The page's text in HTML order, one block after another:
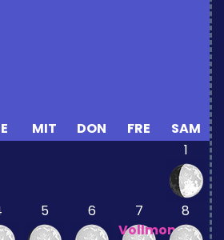
MIT DON FRE
SAM
1
5 6
7
Vollmond
8